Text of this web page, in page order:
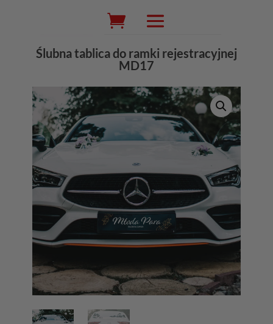
Wyszukiwarka
produktów
Ślubna tablica do ramki rejestracyjnej
MD17